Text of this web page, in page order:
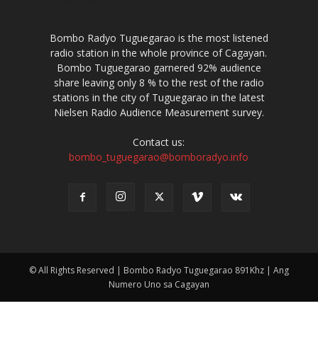
Bombo Radyo Tuguegarao is the most listened
radio station in the whole province of Cagayan.
Bombo Tuguegarao garnered 92% audience
share leaving only 8 % to the rest of the radio
stations in the city of Tuguegarao in the latest
Nielsen Radio Audience Measurement survey.
Contact us:
bombo_tuguegarao@bomboradyo.info
© All Rights Reserved | Bombo Radyo Tuguegarao 891Khz | Ang
Numero Uno sa Cagayan